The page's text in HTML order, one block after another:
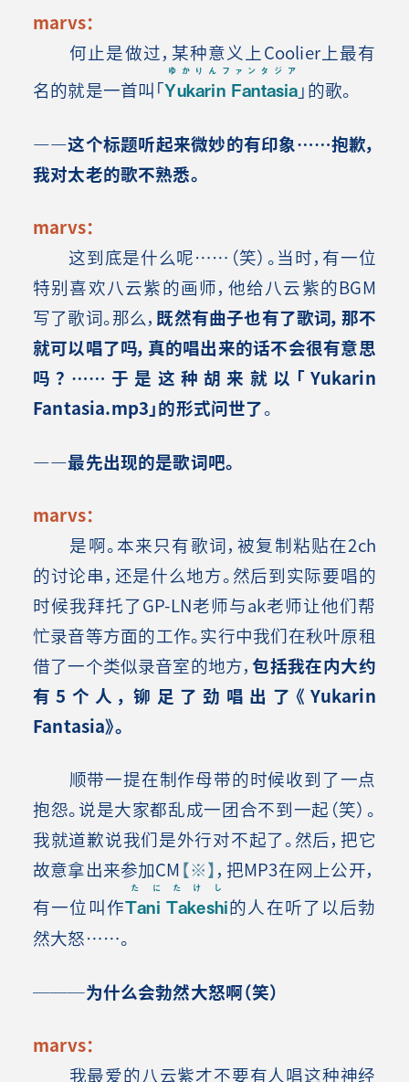
marvs：
何止是做过，某种意义上Coolier上最有
名的就是一首叫「Yukarin Fantasia
ゆかりんファンタジア
」的歌。
――这个标题听起来微妙的有印象……抱歉，
我对太老的歌不熟悉。
marvs：
这到底是什么呢……（笑）。当时，有一位
特别喜欢八云紫的画师，他给八云紫的BGM
写了歌词。那么， 既然有曲子也有了歌词，那不
就可以唱了吗，真的唱出来的话不会很有意思
吗？……于是这种胡来就以「Yukarin
Fantasia.mp3」的形式问世了。
――最先出现的是歌词吧。
marvs：
是啊。本来只有歌词，被复制粘贴在2ch
的讨论串，还是什么地方。然后到实际要唱的
时候我拜托了GP-LN老师与ak老师让他们帮
忙录音等方面的工作。实行中我们在秋叶原租
借了一个类似录音室的地方，包括我在内大约
有5个人，铆足了劲唱出了《Yukarin
Fantasia》。
顺带一提在制作母带的时候收到了一点
抱怨。说是大家都乱成一团合不到一起（笑）。
我就道歉说我们是外行对不起了。然后，把它
故意拿出来参加CM【※】，把MP3在网上公开，
有一位叫作Tani Takeshi
たにたけし
的人在听了以后勃
然大怒……。
───为什么会勃然大怒啊（笑）
marvs：
我最爱的八云紫才不要有人唱这种神经